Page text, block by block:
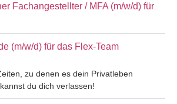
Fachangestellter / MFA (m/w/d) für
(m/w/d) für das Flex-Team
zu denen es dein Privatleben
du dich verlassen!